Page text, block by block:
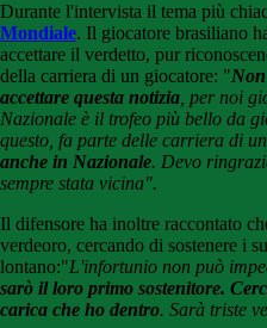
Durante l'intervista il tema più
Mondiale. Il giocatore brasiliano
accettare il verdetto, pur
della carriera di un giocatore: "
accettare questa notizia , per noi
Nazionale è il trofeo più bello da
questo, fa parte delle carriera di
anche in Nazionale. Devo
sempre stata vicina".
Il difensore ha inoltre raccontato
verdeoro, cercando di sostenere i
lontano:"L'infortunio non può
sarò il loro primo sostenitore.
carica che ho dentro. Sarà triste